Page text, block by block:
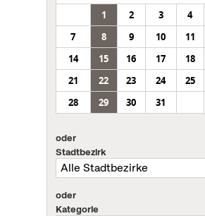
1
2 3 4
7
8 9 10 11
14
15 16 17 18
21
22 23 24 25
28
29 30 31
oder
Stadtbezirk
oder
Kategorie